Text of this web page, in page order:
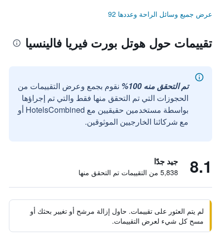
عرض جميع وسائل الراحة وعددها 92
تقييمات حول هوتل بورت فيريا فالينسيا
تم التحقق منه 100%
نقوم بجمع وعرض التقييمات من
الحجوزات التي تم التحقق منها فقط والتي تم إجراؤها
بواسطة مستخدمين حقيقيين مع HotelsCombined أو
مع شركائنا الخارجيين الموثوقين.
8.1 جيد جدًا
5,838 من التقييمات تم التحقق منها
لم يتم العثور على تقييمات. حاول إزالة مرشح أو تغيير بحثك أو
مسح كل شيء لعرض التقييمات.